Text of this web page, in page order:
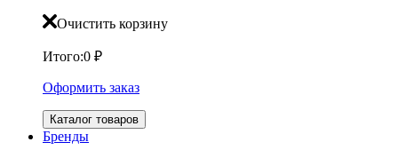
Очистить корзину
Итого:0 ₽
Оформить заказ
Каталог товаров
Бренды